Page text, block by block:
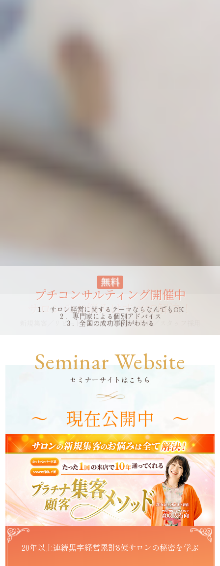
無料
プチコンサルティング開催中
１．サロン経営に関するテーマならなんでもOK
２．専門家による個別アドバイス
３．全国の成功事例がわかる
Seminar Website
セミナーサイトはこちら
～ 現在公開中 ～
20年以上連続黒字経営累計8億サロンの秘密を学ぶ